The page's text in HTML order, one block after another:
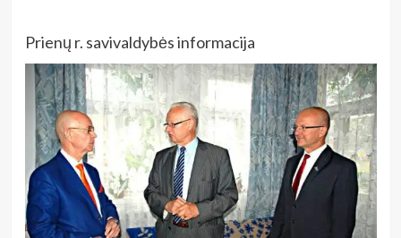
Prienų r. savivaldybės informacija